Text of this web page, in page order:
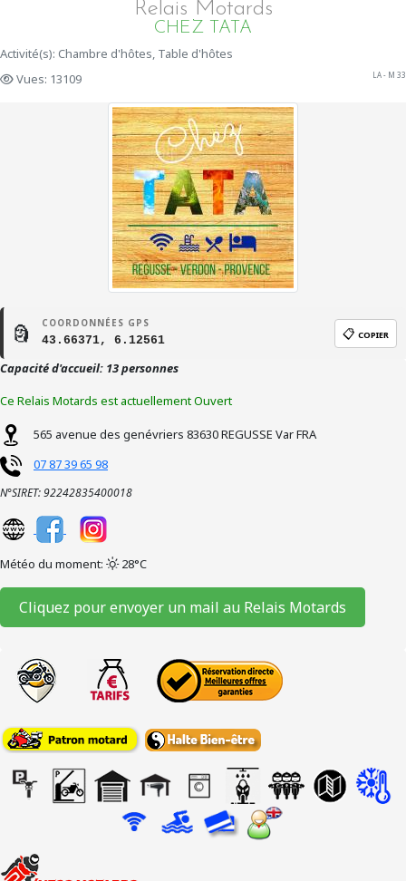
Relais Motards
CHEZ TATA
Activité(s): Chambre d'hôtes, Table d'hôtes
Vues: 13109
LA - M 33
🗿 COORDONNÉES GPS
43.66371, 6.12561 📋 COPIER
Capacité d'accueil: 13 personnes
Ce Relais Motards est actuellement Ouvert
565 avenue des genévriers 83630REGUSSE VarFRA
07 87 39 65 98
N°SIRET: 92242835400018
Météo du moment: 28°C
Cliquez pour envoyer un mail au Relais Motards